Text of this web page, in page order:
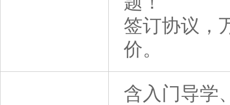
签订协议，
价。
含入门导学